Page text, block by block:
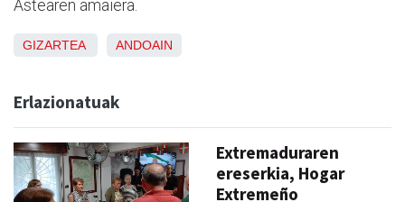
Astearen amaiera.
GIZARTEA ANDOAIN
Erlazionatuak
Extremaduraren
ereserkia, Hogar
Extremeño